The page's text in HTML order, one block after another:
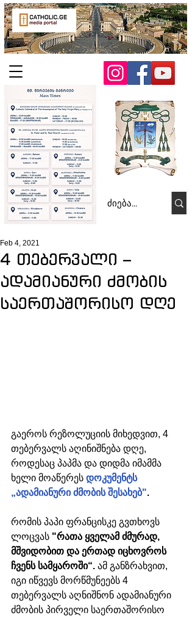
4 თებერვალი –
ადამიანური ძმობის
საერთაშორისო დღე
Feb 4, 2021
გაეროს რეზოლუციის მიხედვით, 4
თებერვალს აღინიშნება დღე,
როდესაც პაპმა და დიდმა იმამმა
ხელი მოაწერეს დოკუმენტს
„ადამიანური ძმობის შესახებ".
რომის პაპი ფრანცისკე გვთხოვს
ლოცვას "რათა ყველამ ძმურად,
მშვიდობით და ერთად იცხოვროს
ჩვენს სამყაროში“. ამ განზრახვით,
იგი იწვევს მორწმუნეებს 4
თებერვალს აღნიშნონ ადამიანური
ძმობის პირველი საერთაშორისო